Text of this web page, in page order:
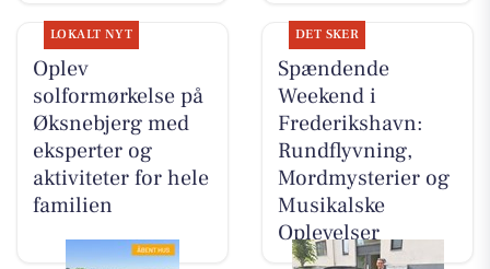
LOKALT NYT
Oplev
solformørkelse på
Øksnebjerg med
eksperter og
aktiviteter for hele
familien
DET SKER
Spændende
Weekend i
Frederikshavn:
Rundflyvning,
Mordmysterier og
Musikalske
Oplevelser